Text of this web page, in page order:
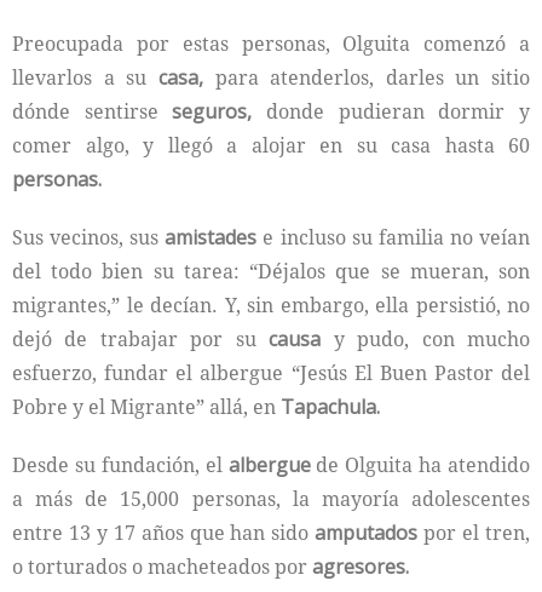
Preocupada por estas personas, Olguita comenzó a
llevarlos a su casa,para atenderlos, darles un sitio
dónde sentirseseguros, donde pudieran dormir y
comer algo, y llegó a alojar en su casa hasta 60
personas.
Sus vecinos, susamistades e incluso su familia no veían
del todo bien su tarea: “Déjalos que se mueran, son
migrantes,” le decían. Y, sin embargo, ella persistió, no
dejó de trabajar por sucausa y pudo, con mucho
esfuerzo, fundar el albergue “Jesús El Buen Pastor del
Pobre y el Migrante” allá, en Tapachula.
Desde su fundación, el alberguede Olguita ha atendido
a más de 15,000 personas, la mayoría adolescentes
entre 13 y 17 años que han sidoamputados por el tren,
o torturados o macheteados por agresores.